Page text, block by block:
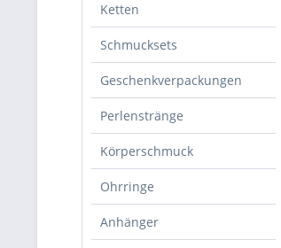
Ketten
Schmucksets
Geschenkverpackungen
Perlenstränge
Körperschmuck
Ohrringe
Anhänger